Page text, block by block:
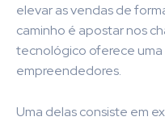
elevar as vendas de
caminho é apostar nos
tecnológico oferece
empreendedores.
Uma delas consiste em